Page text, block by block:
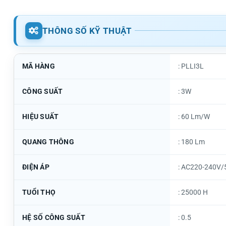
THÔNG SỐ KỸ THUẬT
MÃ HÀNG : PLLI3L
CÔNG SUẤT : 3W
HIỆU SUẤT : 60 Lm/W
QUANG THÔNG : 180 Lm
ĐIỆN ÁP : AC220-
TUỔI THỌ : 25000 H
HỆ SỐ CÔNG SUẤT : 0.5